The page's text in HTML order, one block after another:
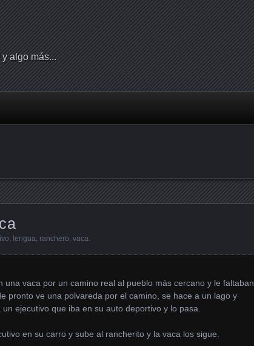
algo más...
lengua ranchero vaca
una vaca por un camino real al pueblo más cercano y le faltaban
pronto ve una polvareda por el camino, se hace a un lago y
ejecutivo que iba en su auto deportivo y lo pasa.
en su carro y sube al rancherito y la vaca los sigue.